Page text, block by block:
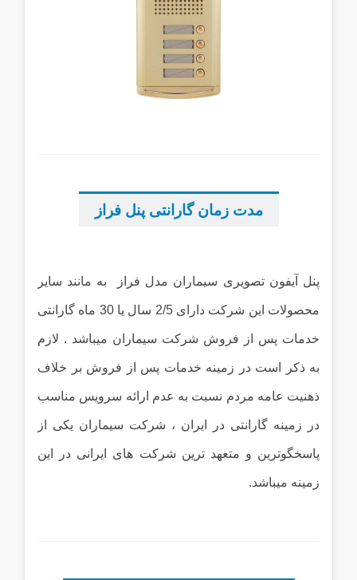
مدت زمان گارانتی پنل فراز
پنل آیفون تصویری سیماران مدل فراز به مانند سایر
محصولات این شرکت دارای 2/5 سال یا 30 ماه گارانتی
خدمات پس از فروش شرکت سیماران میباشد . لازم
به ذکر است در زمینه خدمات پس از فروش بر خلاف
ذهنیت عامه مردم نسبت به عدم ارائه سرویس مناسب
در زمینه گارانتی در ایران ، شرکت سیماران یکی از
پاسخگوترین و متعهد ترین شرکت های ایرانی در این
زمینه میباشد.